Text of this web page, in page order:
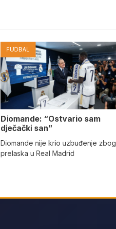
FUDBAL
Diomande: “Ostvario sam
dječački san”
Diomande nije krio uzbuđenje zbog
prelaska u Real Madrid